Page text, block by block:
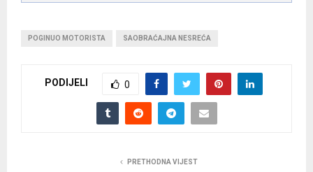
POGINUO MOTORISTA SAOBRAĆAJNA NESREĆA
PODIJELI 0
PRETHODNA VIJEST